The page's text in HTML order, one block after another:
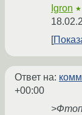
Igron
Ответ на:
+00:00